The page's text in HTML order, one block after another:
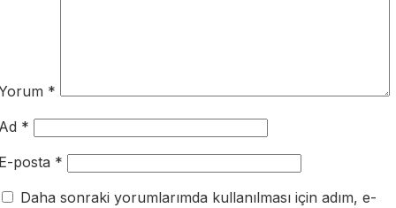
*
*
posta *
Daha sonraki yorumlarımda kullanılması için adım, e-